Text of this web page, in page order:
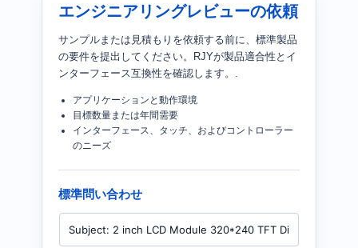
エンジニアリングレビューの依頼
サンプルまたは見積もりを依頼する前に、標準製品
の要件を提出してください。RJYが製品適合性とイ
ンターフェース互換性を確認します。.
アプリケーションと動作環境
目標数量または年間需要
インターフェース、タッチ、およびコントローラー
のニーズ
標準問い合わせ
製